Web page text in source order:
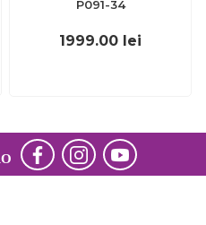
P091-34
1999.00 lei